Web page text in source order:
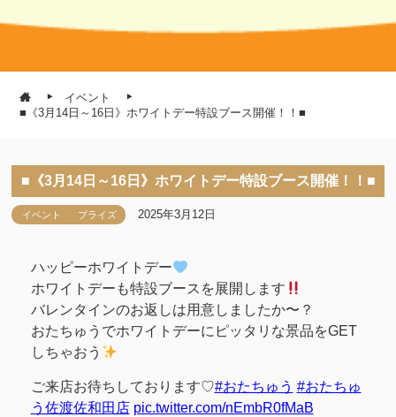
イベント
■《3月14日～16日》ホワイトデー特設ブース開催！！■
■《3月14日～16日》ホワイトデー特設ブース開催！！■
イベント プライズ 2025年3月12日
ハッピーホワイトデー
ホワイトデーも特設ブースを展開します
バレンタインのお返しは用意しましたか〜？
おたちゅうでホワイトデーにピッタリな景品をGET
しちゃおう
ご来店お待ちしております♡#おたちゅう #おたちゅ
う佐渡佐和田店 pic.twitter.com/nEmbR0fMaB